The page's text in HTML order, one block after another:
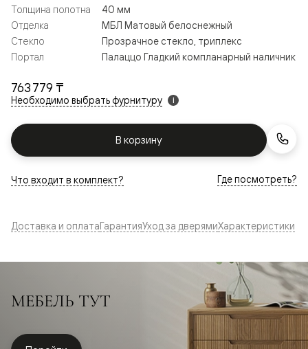
763 779 ₸
Необходимо выбрать фурнитуру i
В корзину
Толщина полотна
40 мм
Отделка
МБЛ Матовый белоснежный
Стекло
Прозрачное стекло, триплекс
Портал
Палаццо Гладкий компланарный наличник
Что входит в комплект? Где посмотреть?
Доставка и оплатаГарантияУход за дверямиХарактеристики
МЕБЕЛЬ ТУТ